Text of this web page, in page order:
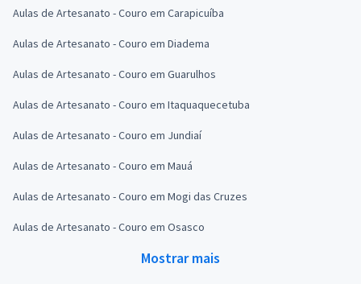
Aulas de Artesanato - Couro em Carapicuíba
Aulas de Artesanato - Couro em Diadema
Aulas de Artesanato - Couro em Guarulhos
Aulas de Artesanato - Couro em Itaquaquecetuba
Aulas de Artesanato - Couro em Jundiaí
Aulas de Artesanato - Couro em Mauá
Aulas de Artesanato - Couro em Mogi das Cruzes
Aulas de Artesanato - Couro em Osasco
Mostrar mais